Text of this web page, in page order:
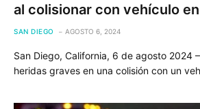
al colisionar con vehículo
SAN DIEGO AGOSTO 6, 2024
San Diego, California, 6 de agosto 2024
heridas graves en una colisión con un